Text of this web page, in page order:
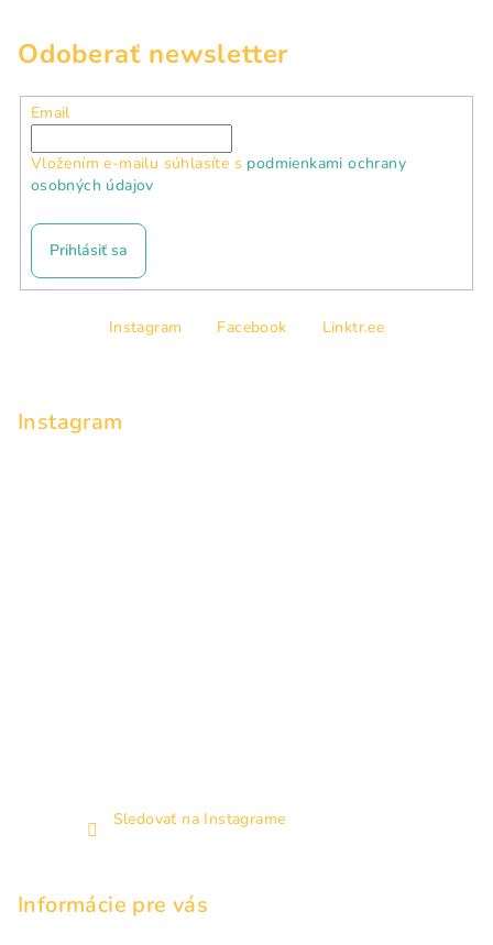
i
v
p
s
i
Odoberať newsletter
Email
Vložením e-mailu súhlasíte s podmienkami ochrany
osobných údajov
Prihlásiť sa
Instagram Facebook Linktr.ee
Instagram
Sledovať na Instagrame
Informácie pre vás